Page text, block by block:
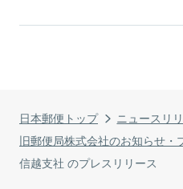
日本郵便トップ
ニュースリ
旧郵便局株式会社のお知らせ・
信越支社 のプレスリリース